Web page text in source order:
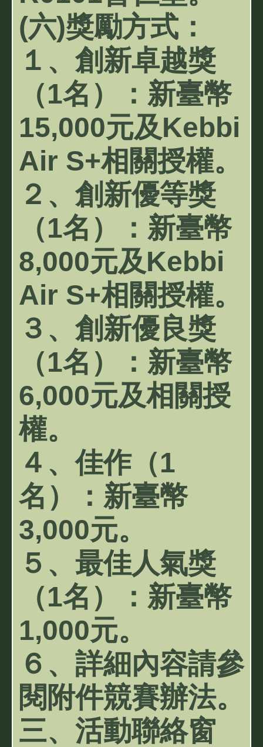
(六)獎勵方式：
１、創新卓越獎
（1名）：新臺幣
15,000元及Kebbi
Air S+相關授權。
２、創新優等獎
（1名）：新臺幣
8,000元及Kebbi
Air S+相關授權。
３、創新優良獎
（1名）：新臺幣
6,000元及相關授
權。
４、佳作（1
名）：新臺幣
3,000元。
５、最佳人氣獎
（1名）：新臺幣
1,000元。
６、詳細內容請參
閱附件競賽辦法。
三、活動聯絡窗